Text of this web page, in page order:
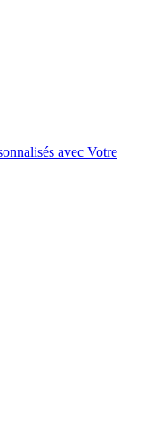
avec Votre